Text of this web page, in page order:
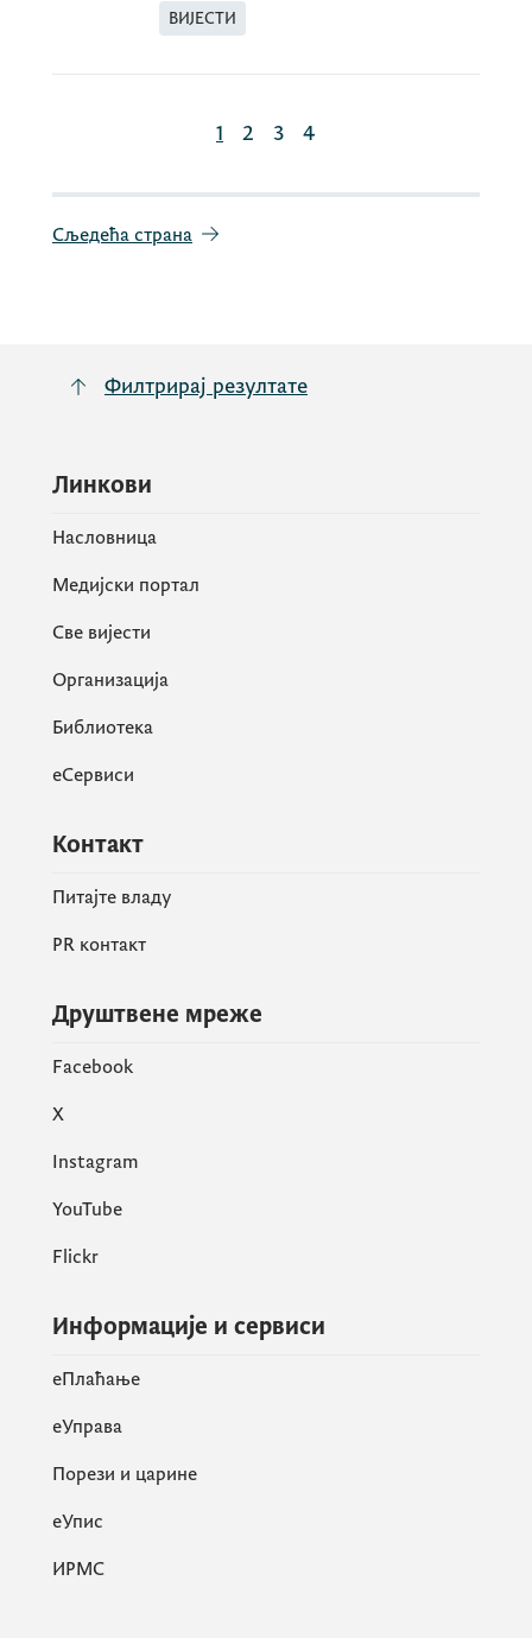
ВИЈЕСТИ
1 2 3 4
Сљедећа страна
Филтрирај резултате
Линкови
Насловница
Медијски портал
Све вијести
Организација
Библиотека
еСервиси
Контакт
Питајте владу
PR контакт
Друштвене мреже
Facebook
X
Instagram
YouTube
Flickr
Информације и сервиси
eПлаћање
еУправа
Порези и царине
eУпис
ИРМС